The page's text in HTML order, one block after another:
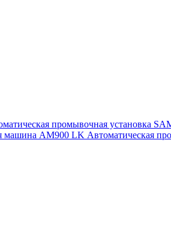
промывочная установка
машина AM900 LK Автоматическая